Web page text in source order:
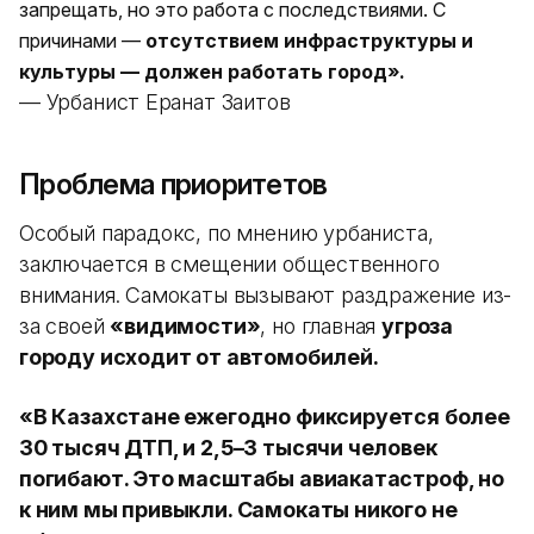
запрещать, но это работа с последствиями. С
причинами — отсутствием инфраструктуры и
культуры — должен работать город».
— Урбанист Ерқанат Заитов
Проблема приоритетов
Особый парадокс, по мнению урбаниста,
заключается в смещении общественного
внимания. Самокаты вызывают раздражение из-
за своей «видимости», но главнаяугроза
городу исходит от автомобилей.
«В Казахстане ежегодно фиксируется более
30 тысяч ДТП, и 2,5–3 тысячи человек
погибают. Это масштабы авиакатастроф, но
к ним мы привыкли. Самокаты никого не